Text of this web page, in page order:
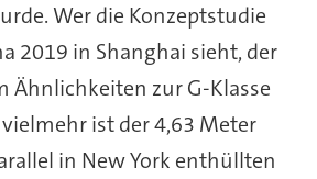
Wer die Konzeptstudie
2019 in Shanghai sieht, der
Ähnlichkeiten zur G-Klasse
ist der 4,63 Meter
in New York enthüllten